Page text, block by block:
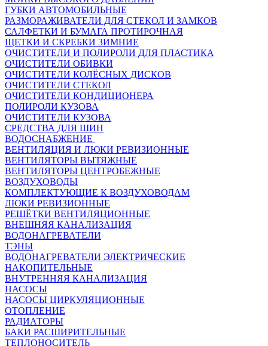
ГУБКИ АВТОМОБИЛЬНЫЕ
РАЗМОРАЖИВАТЕЛИ ДЛЯ СТЕКОЛ И ЗАМКОВ
САЛФЕТКИ И БУМАГА ПРОТИРОЧНАЯ
ЩЕТКИ И СКРЕБКИ ЗИМНИЕ
ОЧИСТИТЕЛИ И ПОЛИРОЛИ ДЛЯ ПЛАСТИКА
ОЧИСТИТЕЛИ ОБИВКИ
ОЧИСТИТЕЛИ КОЛЁСНЫХ ДИСКОВ
ОЧИСТИТЕЛИ СТЕКОЛ
ОЧИСТИТЕЛИ КОНДИЦИОНЕРА
ПОЛИРОЛИ КУЗОВА
ОЧИСТИТЕЛИ КУЗОВА
СРЕДСТВА ДЛЯ ШИН
ВОДОСНАБЖЕНИЕ
ВЕНТИЛЯЦИЯ И ЛЮКИ РЕВИЗИОННЫЕ
ВЕНТИЛЯТОРЫ ВЫТЯЖНЫЕ
ВЕНТИЛЯТОРЫ ЦЕНТРОБЕЖНЫЕ
ВОЗДУХОВОДЫ
КОМПЛЕКТУЮЩИЕ К ВОЗДУХОВОДАМ
ЛЮКИ РЕВИЗИОННЫЕ
РЕШЁТКИ ВЕНТИЛЯЦИОННЫЕ
ВНЕШНЯЯ КАНАЛИЗАЦИЯ
ВОДОНАГРЕВАТЕЛИ
ТЭНЫ
ВОДОНАГРЕВАТЕЛИ ЭЛЕКТРИЧЕСКИЕ
НАКОПИТЕЛЬНЫЕ
ВНУТРЕННЯЯ КАНАЛИЗАЦИЯ
НАСОСЫ
НАСОСЫ ЦИРКУЛЯЦИОННЫЕ
ОТОПЛЕНИЕ
РАДИАТОРЫ
БАКИ РАСШИРИТЕЛЬНЫЕ
ТЕПЛОНОСИТЕЛЬ